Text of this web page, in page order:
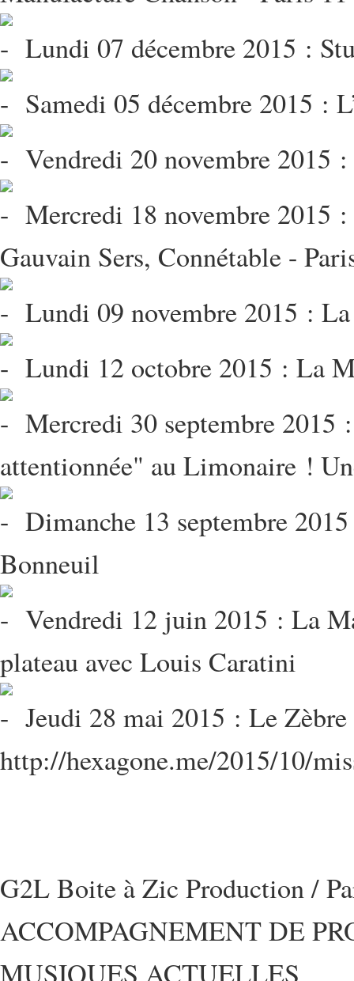
Lundi 07 décembre 2015 :
Samedi 05 décembre 2015 :
Vendredi 20 novembre 2015
Mercredi 18 novembre 2015
Gauvain Sers, Connétable -
Lundi 09 novembre 2015 :
Lundi 12 octobre 2015 : La
Mercredi 30 septembre 2015
attentionnée" au Limonaire !
Dimanche 13 septembre
Bonneuil
Vendredi 12 juin 2015 : La
plateau avec Louis Caratini
Jeudi 28 mai 2015 : Le
http://hexagone.me/2015/10/
G2L Boite à Zic Production /
ACCOMPAGNEMENT DE
MUSIQUES ACTUELLES